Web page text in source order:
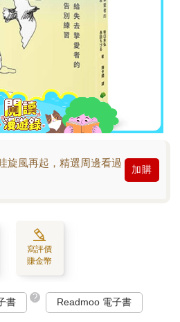
旋風再起，精選周邊看過
加購
寫評價
賺金幣
書 ? Readmoo 電子書